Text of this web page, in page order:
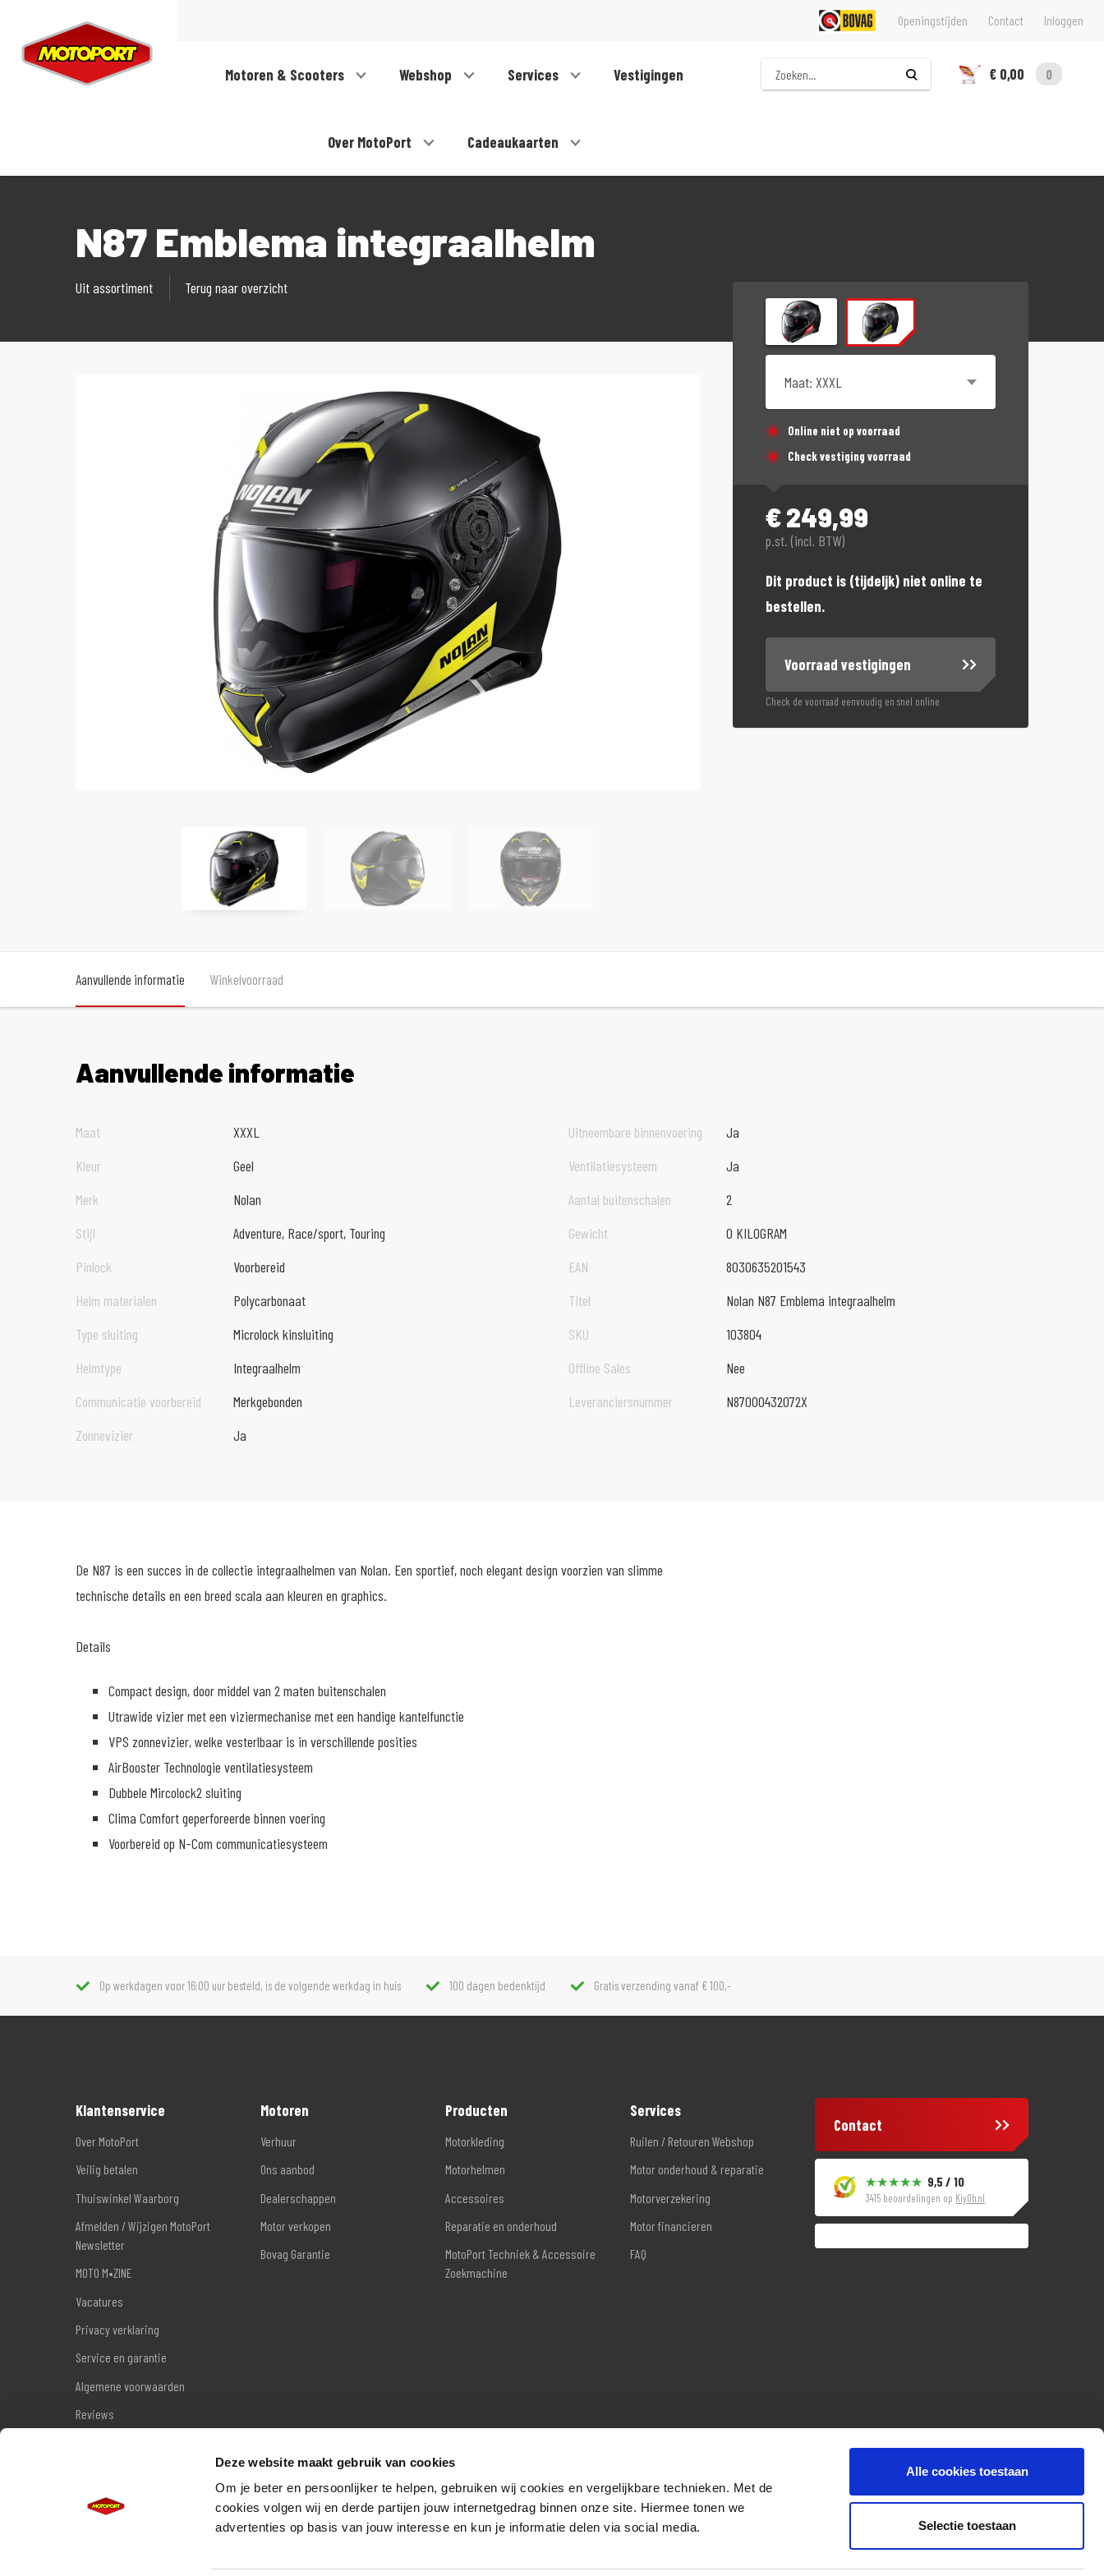
Deze website maakt gebruik van cookies
Om je beter en persoonlijker te helpen, gebruiken wij cookies en vergelijkbare technieken. Met de
cookies volgen wij en derde partijen jouw internetgedrag binnen onze site. Hiermee tonen we
advertenties op basis van jouw interesse en kun je informatie delen via social media.
Alle cookies toestaan
Selectie toestaan
Openingstijden Contact Inloggen
Motoren & Scooters Webshop Services Vestigingen
Over MotoPort Cadeaukaarten
Zoeken
€ 0,00
0
N87 Emblema integraalhelm
Uit assortiment Terug naar overzicht
Online niet op voorraad
Check vestiging voorraad
€249,99
p.st. (incl. BTW)
Dit product is (tijdeljk) niet online te
bestellen.
Voorraad vestigingen
Check de voorraad eenvoudig en snel online
Aanvullende informatie Winkelvoorraad
Aanvullende informatie
Maat
XXXL
Kleur
Geel
Merk
Nolan
Stijl
Adventure, Race/sport, Touring
Pinlock
Voorbereid
Helm materialen
Polycarbonaat
Type sluiting
Microlock kinsluiting
Helmtype
Integraalhelm
Communicatie voorbereid
Merkgebonden
Zonnevizier
Ja
Uitneembare binnenvoering
Ja
Ventilatiesysteem
Ja
Aantal buitenschalen
2
Gewicht
0 KILOGRAM
EAN
8030635201543
Titel
Nolan N87 Emblema integraalhelm
SKU
103804
Offline Sales
Nee
Leveranciersnummer
N87000432072X
De N87 is een succes in de collectie integraalhelmen van Nolan. Een sportief, noch elegant design voorzien van slimme
technische details en een breed scala aan kleuren en graphics.
Details
Compact design, door middel van 2 maten buitenschalen
Utrawide vizier met een viziermechanise met een handige kantelfunctie
VPS zonnevizier, welke vesterlbaar is in verschillende posities
AirBooster Technologie ventilatiesysteem
Dubbele Mircolock2 sluiting
Clima Comfort geperforeerde binnen voering
Voorbereid op N-Com communicatiesysteem
Op werkdagen voor 16:00 uur besteld, is de volgende werkdag in huis 100 dagen bedenktijd Gratis verzending vanaf € 100,-
Klantenservice
Over MotoPort
Veilig betalen
Thuiswinkel Waarborg
Afmelden / Wijzigen MotoPort
Newsletter
MOTO M•ZINE
Vacatures
Privacy verklaring
Service en garantie
Algemene voorwaarden
Reviews
Motoren
Verhuur
Ons aanbod
Dealerschappen
Motor verkopen
Bovag Garantie
Producten
Motorkleding
Motorhelmen
Accessoires
Reparatie en onderhoud
MotoPort Techniek & Accessoire
Zoekmachine
Services
Ruilen / Retouren Webshop
Motor onderhoud & reparatie
Motorverzekering
Motor financieren
FAQ
Contact
9,5 / 10
3415 beoordelingen op KiyOh.nl